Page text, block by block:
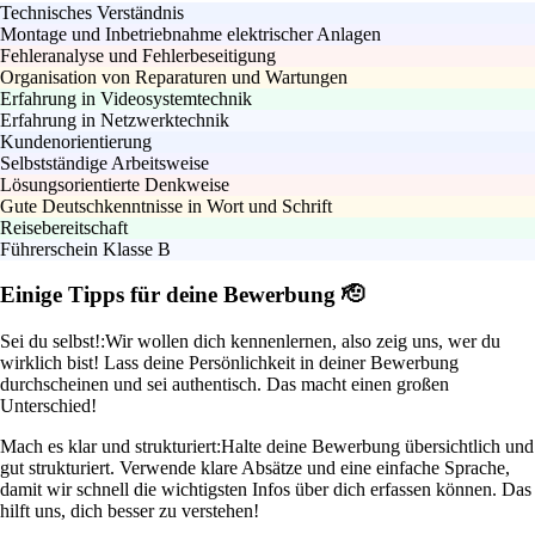
Technisches Verständnis
Montage und Inbetriebnahme elektrischer Anlagen
Fehleranalyse und Fehlerbeseitigung
Organisation von Reparaturen und Wartungen
Erfahrung in Videosystemtechnik
Erfahrung in Netzwerktechnik
Kundenorientierung
Selbstständige Arbeitsweise
Lösungsorientierte Denkweise
Gute Deutschkenntnisse in Wort und Schrift
Reisebereitschaft
Führerschein Klasse B
Einige Tipps für deine Bewerbung 🫡
Sei du selbst!:Wir wollen dich kennenlernen, also zeig uns, wer du
wirklich bist! Lass deine Persönlichkeit in deiner Bewerbung
durchscheinen und sei authentisch. Das macht einen großen
Unterschied!
Mach es klar und strukturiert:Halte deine Bewerbung übersichtlich und
gut strukturiert. Verwende klare Absätze und eine einfache Sprache,
damit wir schnell die wichtigsten Infos über dich erfassen können. Das
hilft uns, dich besser zu verstehen!